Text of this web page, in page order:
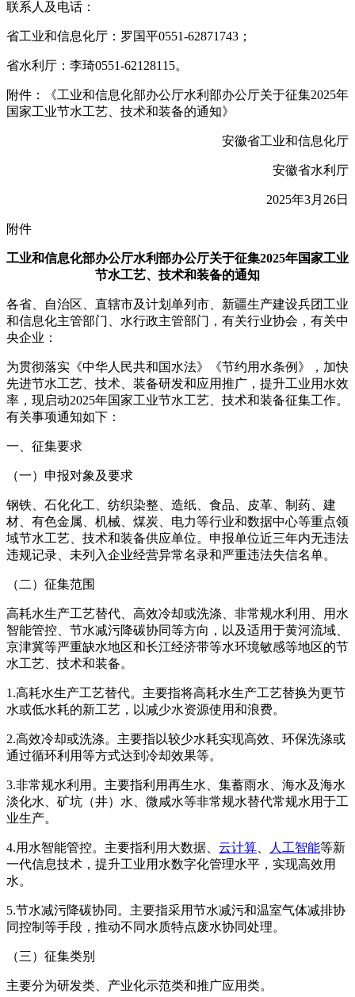
联系人及电话：
省工业和信息化厅：罗国平0551-62871743；
省水利厅：李琦0551-62128115。
附件：《工业和信息化部办公厅水利部办公厅关于征集2025年
国家工业节水工艺、技术和装备的通知》
安徽省工业和信息化厅
安徽省水利厅
2025年3月26日
附件
工业和信息化部办公厅水利部办公厅关于征集2025年国家工业
节水工艺、技术和装备的通知
各省、自治区、直辖市及计划单列市、新疆生产建设兵团工业
和信息化主管部门、水行政主管部门，有关行业协会，有关中
央企业：
为贯彻落实《中华人民共和国水法》《节约用水条例》，加快
先进节水工艺、技术、装备研发和应用推广，提升工业用水效
率，现启动2025年国家工业节水工艺、技术和装备征集工作。
有关事项通知如下：
一、征集要求
（一）申报对象及要求
钢铁、石化化工、纺织染整、造纸、食品、皮革、制药、建
材、有色金属、机械、煤炭、电力等行业和数据中心等重点领
域节水工艺、技术和装备供应单位。申报单位近三年内无违法
违规记录、未列入企业经营异常名录和严重违法失信名单。
（二）征集范围
高耗水生产工艺替代、高效冷却或洗涤、非常规水利用、用水
智能管控、节水减污降碳协同等方向，以及适用于黄河流域、
京津冀等严重缺水地区和长江经济带等水环境敏感等地区的节
水工艺、技术和装备。
1.高耗水生产工艺替代。主要指将高耗水生产工艺替换为更节
水或低水耗的新工艺，以减少水资源使用和浪费。
2.高效冷却或洗涤。主要指以较少水耗实现高效、环保洗涤或
通过循环利用等方式达到冷却效果等。
3.非常规水利用。主要指利用再生水、集蓄雨水、海水及海水
淡化水、矿坑（井）水、微咸水等非常规水替代常规水用于工
业生产。
4.用水智能管控。主要指利用大数据、 云计算、 人工智能等新
一代信息技术，提升工业用水数字化管理水平，实现高效用
水。
5.节水减污降碳协同。主要指采用节水减污和温室气体减排协
同控制等手段，推动不同水质特点废水协同处理。
（三）征集类别
主要分为研发类、产业化示范类和推广应用类。